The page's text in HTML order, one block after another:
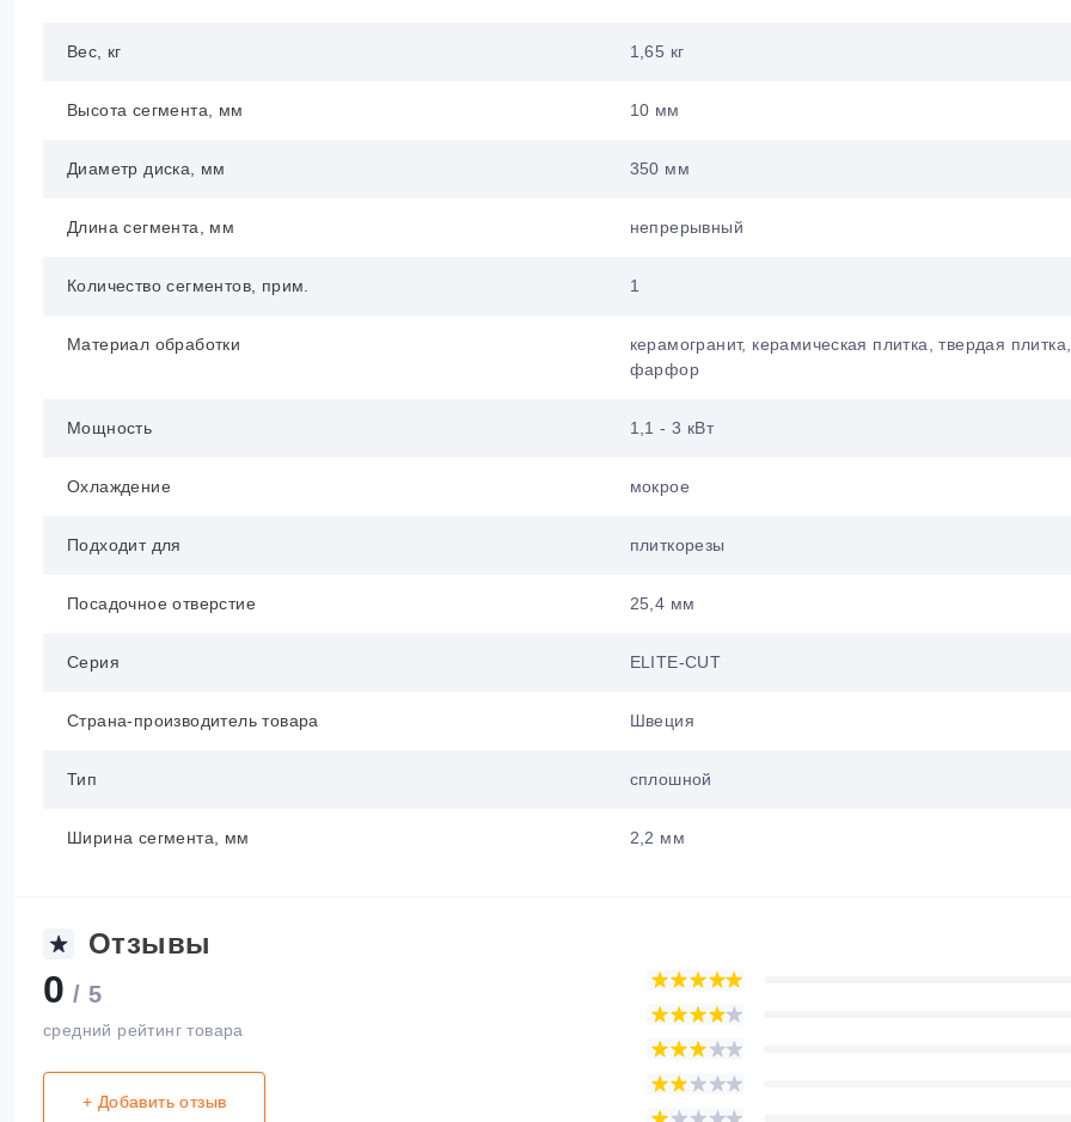
Вес, кг 1,65 кг
Высота сегмента, мм 10 мм
Диаметр диска, мм 350 мм
Длина сегмента, мм непрерывный
Количество сегментов, прим. 1
Материал обработки
керамогранит, керамическая плитка, твердая плитка,
фарфор
Мощность 1,1 - 3 кВт
Охлаждение мокрое
Подходит для плиткорезы
Посадочное отверстие 25,4 мм
Серия ELITE-CUT
Страна-производитель товара Швеция
Тип сплошной
Ширина сегмента, мм 2,2 мм
Отзывы
0 / 5
средний рейтинг товара
+ Добавить отзыв